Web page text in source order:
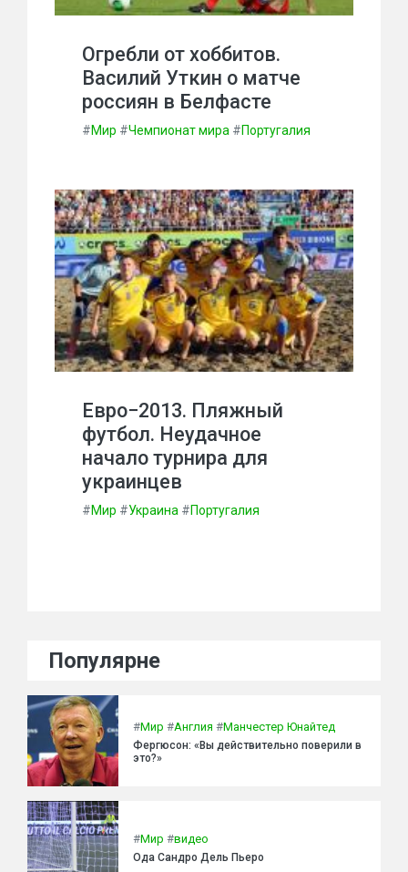
Огребли от хоббитов.
Василий Уткин о матче
россиян в Белфасте
#Мир #Чемпионат мира #Португалия
Евро−2013. Пляжный
футбол. Неудачное
начало турнира для
украинцев
#Мир #Украина #Португалия
Популярне
#Мир #Англия #Манчестер Юнайтед
Фергюсон: «Вы действительно поверили в
это?»
#Мир #видео
Ода Сандро Дель Пьеро